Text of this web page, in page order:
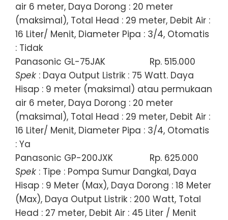
air 6 meter, Daya Dorong : 20 meter
(maksimal), Total Head : 29 meter, Debit Air :
16 Liter/ Menit, Diameter Pipa : 3/4, Otomatis
: Tidak
Panasonic GL-75JAK
Rp. 515.000
Spek : Daya Output Listrik : 75 Watt. Daya
Hisap : 9 meter (maksimal) atau permukaan
air 6 meter, Daya Dorong : 20 meter
(maksimal), Total Head : 29 meter, Debit Air :
16 Liter/ Menit, Diameter Pipa : 3/4, Otomatis
: Ya
Panasonic GP-200JXK
Rp. 625.000
Spek : Tipe : Pompa Sumur Dangkal, Daya
Hisap : 9 Meter (Max), Daya Dorong : 18 Meter
(Max), Daya Output Listrik : 200 Watt, Total
Head : 27 meter, Debit Air : 45 Liter / Menit